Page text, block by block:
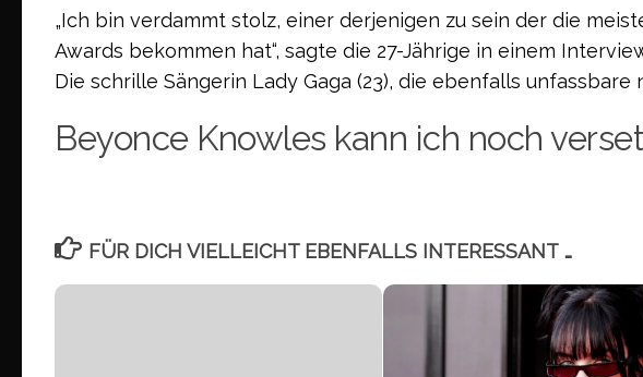
„Ich bin verdammt stolz, einer derjenigen zu sein der die
Awards bekommen hat“, sagte die 27-Jährige in einem
Die schrille Sängerin Lady Gaga (23), die ebenfalls
Beyonce Knowles kann ich noch
FÜR DICH VIELLEICHT EBENFALLS INTERESSANT …